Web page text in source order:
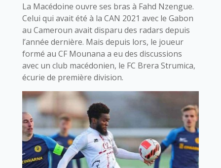
La Macédoine ouvre ses bras à Fahd Nzengue.
Celui qui avait été à la CAN 2021 avec le Gabon
au Cameroun avait disparu des radars depuis
l’année dernière. Mais depuis lors, le joueur
formé au CF Mounana a eu des discussions
avec un club macédonien, le FC Brera Strumica,
écurie de première division.